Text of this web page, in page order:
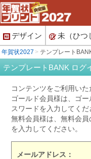
デザイン 未（ひつ
年賀状2027 テンプレート
テンプレートBANK ログ
コンテンツをご利用い
ゴールド会員様は、ゴ
スワードを入力してくだ
無料会員様は、無料会
を入力してください。
メールアドレス：